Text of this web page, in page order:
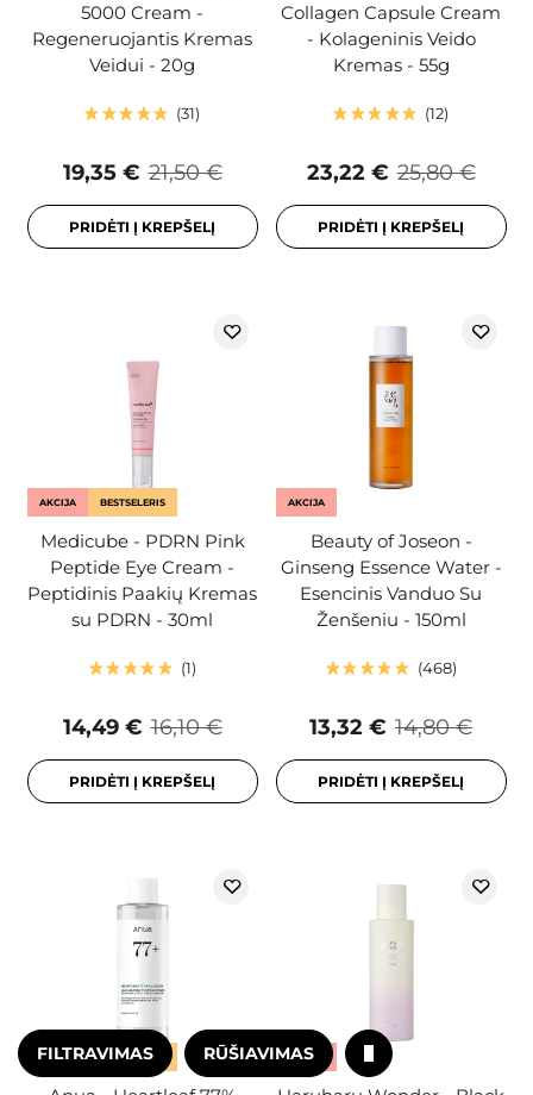
5000 Cream -
Regeneruojantis Kremas
Veidui - 20g
31
21,50 €
19,35 €
PRIDĖTI Į KREPŠELĮ
Collagen Capsule Cream
- Kolageninis Veido
Kremas - 55g
12
25,80 €
23,22 €
PRIDĖTI Į KREPŠELĮ
AKCIJA BESTSELERIS
Medicube - PDRN Pink
Peptide Eye Cream -
Peptidinis Paakių Kremas
su PDRN - 30ml
1
16,10 €
14,49 €
PRIDĖTI Į KREPŠELĮ
AKCIJA
Beauty of Joseon -
Ginseng Essence Water -
Esencinis Vanduo Su
Ženšeniu - 150ml
468
14,80 €
13,32 €
PRIDĖTI Į KREPŠELĮ
AKCIJA BESTSELERIS AKCIJA
FILTRAVIMAS RŪŠIAVIMAS